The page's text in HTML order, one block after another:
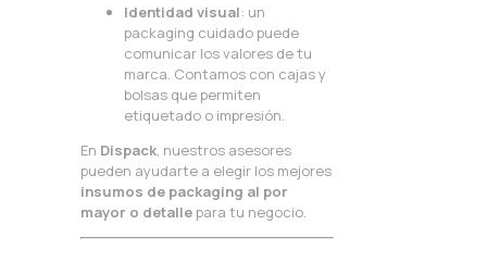
Identidad visual: un
packaging cuidado puede
comunicar los valores de tu
marca. Contamos con cajas y
bolsas que permiten
etiquetado o impresión.
En Dispack, nuestros asesores
pueden ayudarte a elegir los mejores
insumos de packaging al por
mayor o detalle para tu negocio.